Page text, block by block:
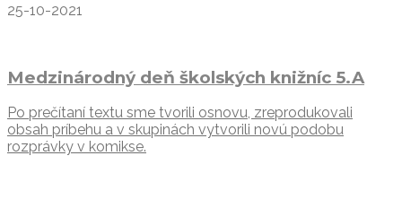
25-10-2021
Medzinárodný deň školských knižníc 5.A
Po prečítaní textu sme tvorili osnovu, zreprodukovali
obsah príbehu a v skupinách vytvorili novú podobu
rozprávky v komikse.